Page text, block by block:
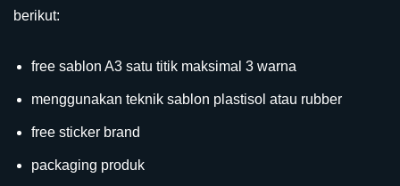
berikut:
free sablon A3 satu titik maksimal 3 warna
menggunakan teknik sablon plastisol atau rubber
free sticker brand
packaging produk